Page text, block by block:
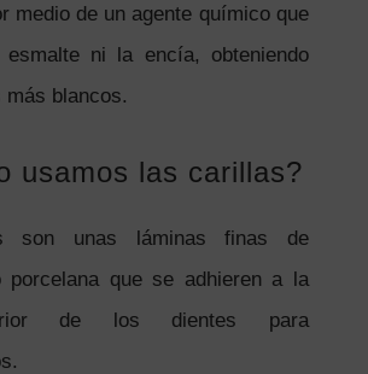
medio de un agente químico que
ni la encía, obteniendo
más blancos.
usamos las carillas?
son unas láminas finas de
porcelana que se adhieren a la
de los dientes para